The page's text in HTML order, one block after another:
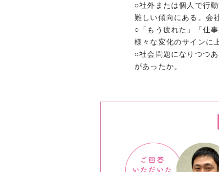
○社外または個人で行
難しい傾向にある。会
○「もう疲れた」「仕
様々な変化のサインに
○社会問題になりつつ
があったか。